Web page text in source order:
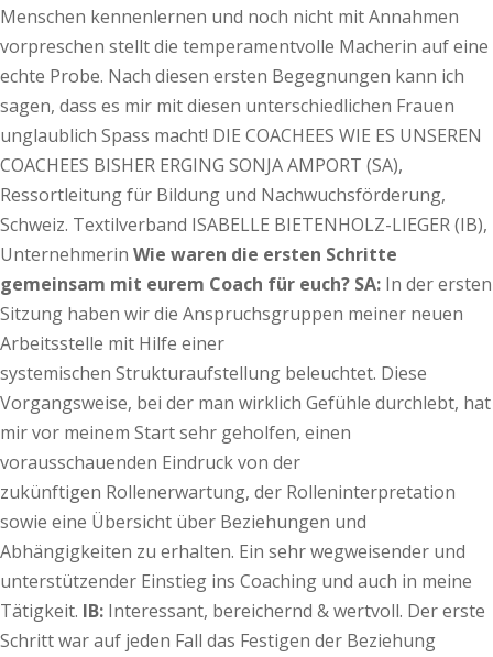
Menschen kennenlernen und noch nicht mit Annahmen
vorpreschen stellt die temperamentvolle Macherin auf eine
echte Probe. Nach diesen ersten Begegnungen kann ich
sagen, dass es mir mit diesen unterschiedlichen Frauen
unglaublich Spass macht! DIE COACHEES WIE ES UNSEREN
COACHEES BISHER ERGING SONJA AMPORT (SA),
Ressortleitung für Bildung und Nachwuchsförderung,
Schweiz. Textilverband ISABELLE BIETENHOLZ-LIEGER (IB),
Unternehmerin Wie waren die ersten Schritte
gemeinsam mit eurem Coach für euch? SA: In der ersten
Sitzung haben wir die Anspruchsgruppen meiner neuen
Arbeitsstelle mit Hilfe einer
systemischen Strukturaufstellung beleuchtet. Diese
Vorgangsweise, bei der man wirklich Gefühle durchlebt, hat
mir vor meinem Start sehr geholfen, einen
vorausschauenden Eindruck von der
zukünftigen Rollenerwartung, der Rolleninterpretation
sowie eine Übersicht über Beziehungen und
Abhängigkeiten zu erhalten. Ein sehr wegweisender und
unterstützender Einstieg ins Coaching und auch in meine
Tätigkeit. IB: Interessant, bereichernd & wertvoll. Der erste
Schritt war auf jeden Fall das Festigen der Beziehung